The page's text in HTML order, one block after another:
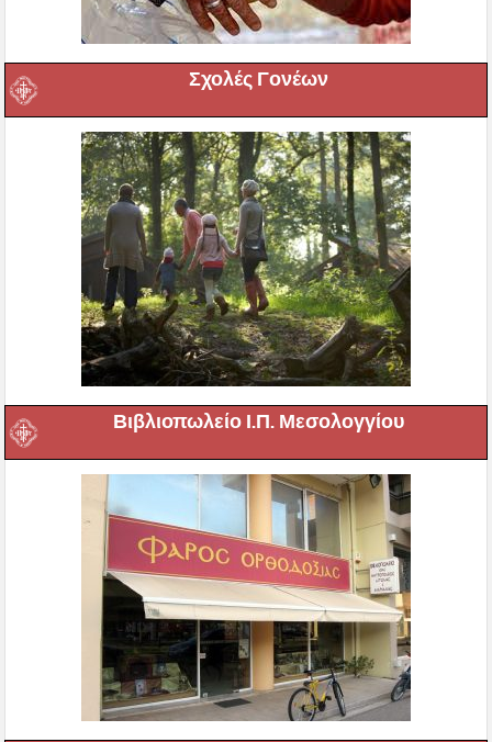
Σχολές Γονέων
Βιβλιοπωλείο Ι.Π. Μεσολογγίου